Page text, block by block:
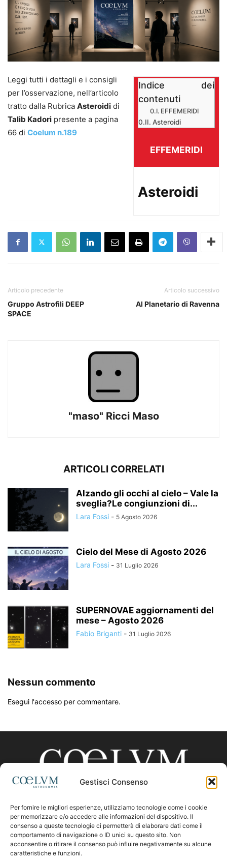
Gestisci Consenso
Per fornire le migliori esperienze, utilizziamo tecnologie come i cookie
per memorizzare e/o accedere alle informazioni del dispositivo. Il
consenso a queste tecnologie ci permetterà di elaborare dati come il
comportamento di navigazione o ID unici su questo sito. Non
acconsentire o ritirare il consenso può influire negativamente su alcune
caratteristiche e funzioni.
Indice dei
contenuti
EFFEMERIDI
Asteroidi
EFFEMERIDI
Asteroidi
Leggi tutti i dettagli e i consigli
per l’osservazione, nell’articolo
tratto dalla Rubrica Asteroidi di
Talib Kadori presente a pagina
66 di Coelum n.189
Articolo precedente
Gruppo Astrofili DEEP
SPACE
Articolo successivo
Al Planetario di Ravenna
"maso" Ricci Maso
ARTICOLI CORRELATI
Alzando gli occhi al cielo – Vale la
sveglia?Le congiunzioni di...
Lara Fossi - 5 Agosto 2026
Cielo del Mese di Agosto 2026
Lara Fossi - 31 Luglio 2026
SUPERNOVAE aggiornamenti del
mese – Agosto 2026
Fabio Briganti - 31 Luglio 2026
Nessun commento
Esegui l'accesso per commentare.
CHI SIAMO
Contattaci:coelumastro@coelum.com